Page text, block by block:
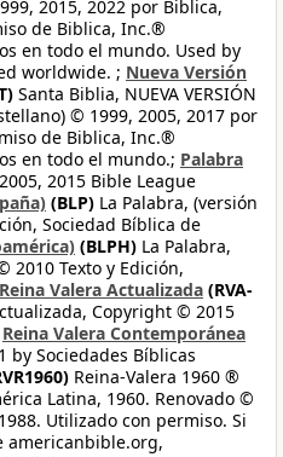
2015, 2022 por Biblica,
de Biblica, Inc.®
en todo el mundo. Used by
worldwide. ; Nueva Versión
Santa Biblia, NUEVA VERSIÓN
© 1999, 2005, 2017 por
de Biblica, Inc.®
en todo el mundo.; Palabra
2015 Bible League
(BLP) La Palabra, (versión
Sociedad Bíblica de
(BLPH) La Palabra,
2010 Texto y Edición,
Reina Valera Actualizada (RVA-
Copyright © 2015
Reina Valera Contemporánea
by Sociedades Bíblicas
Reina-Valera 1960 ®
Latina, 1960. Renovado ©
Utilizado con permiso. Si
americanbible.org,